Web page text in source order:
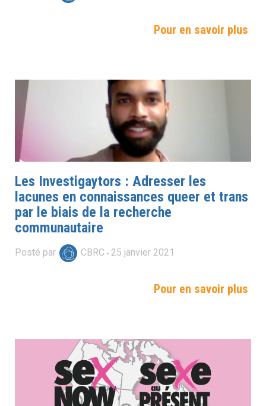
Pour en savoir plus
Les Investigaytors : Adresser les
lacunes en connaissances queer et trans
par le biais de la recherche
communautaire
Posté par CBRC 25 janvier 2021
Pour en savoir plus